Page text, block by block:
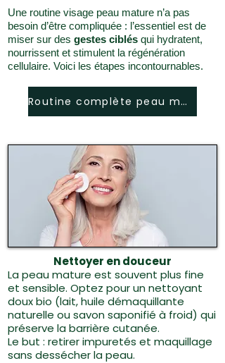
Une routine visage peau mature n’a pas
besoin d’être compliquée : l’essentiel est de
miser sur des gestes ciblés qui hydratent,
nourrissent et stimulent la régénération
cellulaire. Voici les étapes incontournables.
Routine complète peau mature
Nettoyer en douceur
La peau mature est souvent plus fine
et sensible. Optez pour un nettoyant
doux bio (lait, huile démaquillante
naturelle ou savon saponifié à froid) qui
préserve la barrière cutanée.
Le but : retirer impuretés et maquillage
sans dessécher la peau.